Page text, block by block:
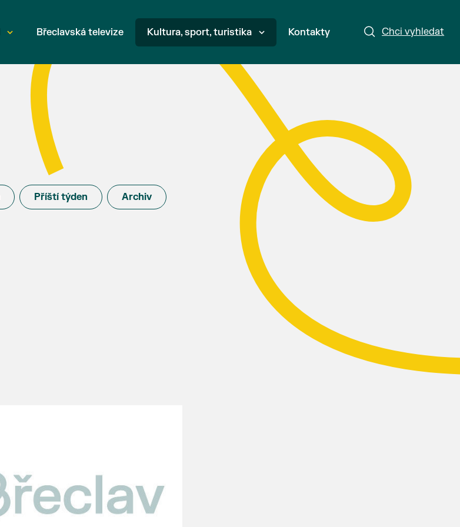
Chci vyhledat
Břeclavská televize Kultura, sport, turistika Kontakty
Příští týden Archiv